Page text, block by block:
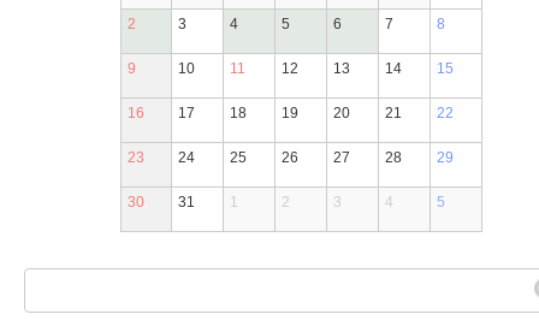
2 3 4 5 6 7 8
9 10 11 12 13 14 15
16 17 18 19 20 21 22
23 24 25 26 27 28 29
30 31 1 2 3 4 5